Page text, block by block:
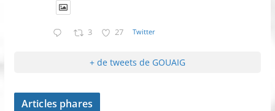
3 27 Twitter
+ de tweets de GOUAIG
Articles phares